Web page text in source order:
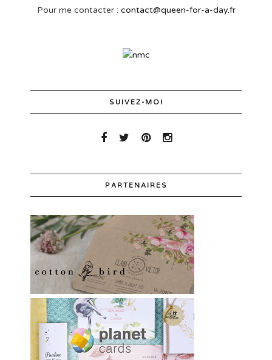
Pour me contacter : contact@queen-for-a-day.fr
SUIVEZ-MOI
PARTENAIRES